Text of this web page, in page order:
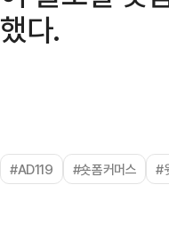
했다.
#AD119 #숏폼커머스 #